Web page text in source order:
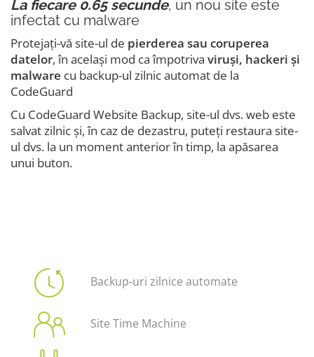
La fiecare 0.65 secunde, un nou site este
infectat cu malware
Protejați-vă site-ul de pierderea sau coruperea
datelor, în același mod ca împotriva viruși, hackeri și
malware cu backup-ul zilnic automat de la
CodeGuard
Cu CodeGuard Website Backup, site-ul dvs. web este
salvat zilnic și, în caz de dezastru, puteți restaura site-
ul dvs. la un moment anterior în timp, la apăsarea
unui buton.
Backup-uri zilnice automate
Site Time Machine